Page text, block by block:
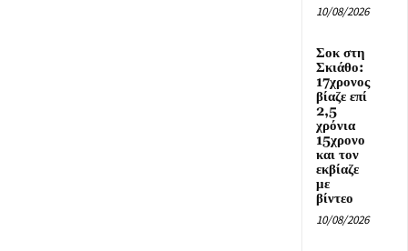
10/08/2026
Σοκ στη
Σκιάθο:
17χρονος
βίαζε επί
2,5
χρόνια
15χρονο
και τον
εκβίαζε
με
βίντεο
10/08/2026